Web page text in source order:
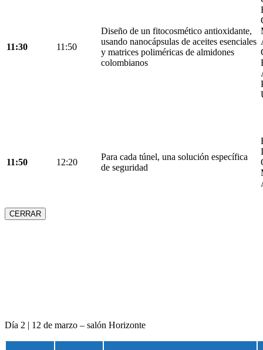
11:30 11:50
Diseño de un fitocosmético antioxidante,
usando nanocápsulas de aceites esenciales
y matrices poliméricas de almidones
colombianos
11:50 12:20
Para cada túnel, una solución específica
de seguridad
CERRAR
Día 2 | 12 de marzo – salón Horizonte